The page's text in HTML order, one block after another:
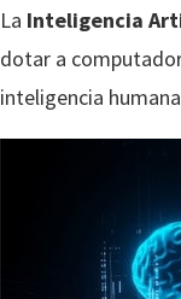
La Inteligencia
dotar a
inteligencia